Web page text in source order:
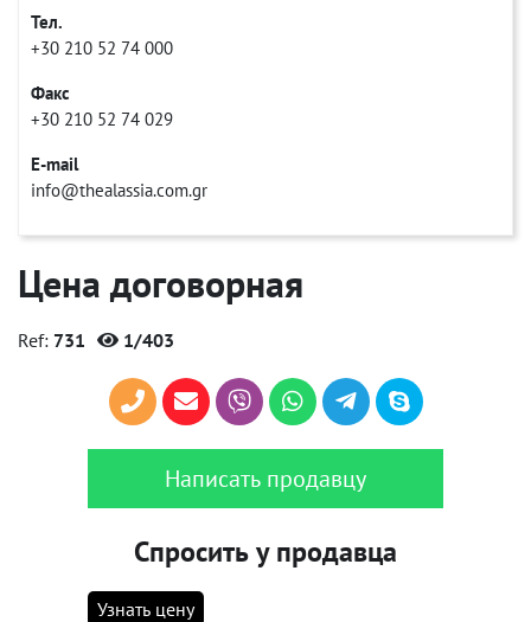
Тел.
+30 210 52 74 000
Факс
+30 210 52 74 029
E-mail
info@thealassia.com.gr
Цена договорная
Ref: 731 1/403
Написать продавцу
Спросить у продавца
Узнать цену